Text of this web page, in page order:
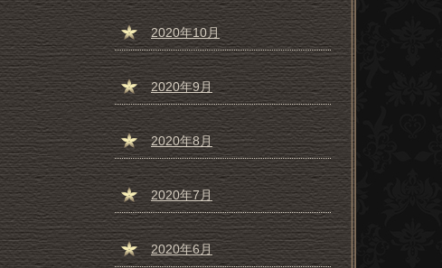
2020年10月
2020年9月
2020年8月
2020年7月
2020年6月